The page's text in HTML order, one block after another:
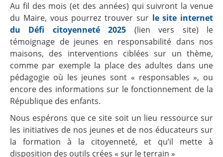
Au fil des mois (et des années) qui suivront la venue
du Maire, vous pourrez trouver sur le site internet
du Défi citoyenneté 2025 (lien vers site) le
témoignage de jeunes en responsabilité dans nos
maisons, des interventions ciblées sur un thème,
comme par exemple la place des adultes dans une
pédagogie où les jeunes sont « responsables », ou
encore des informations sur le fonctionnement de la
République des enfants.
Nous espérons que ce site soit un lieu ressource sur
les initiatives de nos jeunes et de nos éducateurs sur
la formation à la citoyenneté, et qu’il mette à
disposition des outils crées « sur le terrain »